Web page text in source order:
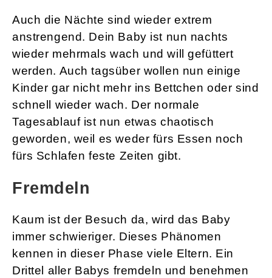
Auch die Nächte sind wieder extrem
anstrengend. Dein Baby ist nun nachts
wieder mehrmals wach und will gefüttert
werden. Auch tagsüber wollen nun einige
Kinder gar nicht mehr ins Bettchen oder sind
schnell wieder wach. Der normale
Tagesablauf ist nun etwas chaotisch
geworden, weil es weder fürs Essen noch
fürs Schlafen feste Zeiten gibt.
Fremdeln
Kaum ist der Besuch da, wird das Baby
immer schwieriger. Dieses Phänomen
kennen in dieser Phase viele Eltern. Ein
Drittel aller Babys fremdeln und benehmen